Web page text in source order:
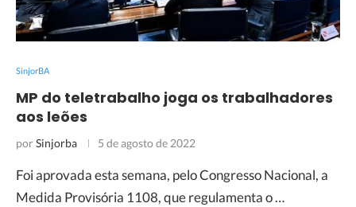
SinjorBA
MP do teletrabalho joga os trabalhadores
aos leões
porSinjorba 5 de agosto de 2022
Foi aprovada esta semana, pelo Congresso Nacional, a
Medida Provisória 1108, que regulamenta o …